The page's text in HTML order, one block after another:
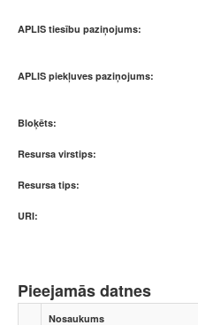
APLIS tiesību paziņojums:
APLIS piekļuves paziņojums:
Bloķēts:
Resursa virstips:
Resursa tips:
URI:
Pieejamās datnes
Nosaukums